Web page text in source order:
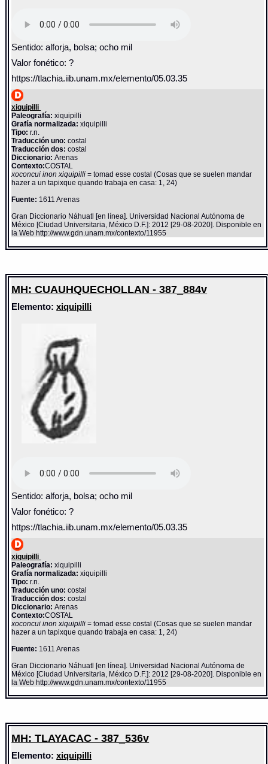
Sentido: alforja, bolsa; ocho mil
Valor fonético: ?
https://tlachia.iib.unam.mx/elemento/05.03.35
xiquipilli
Paleografía: xiquipilli
Grafía normalizada: xiquipilli
Tipo: r.n.
Traducción uno: costal
Traducción dos: costal
Diccionario:Arenas
Contexto:COSTAL
xoconcui inon xiquipilli= tomad esse costal (Cosas que se suelen mandar
hazer a un tapixque quando trabaja en casa: 1, 24)
Fuente: 1611 Arenas
Gran Diccionario Náhuatl [en línea]. Universidad Nacional Autónoma de
México [Ciudad Universitaria, México D.F.]: 2012 [29-08-2020]. Disponible en
la Web http://www.gdn.unam.mx/contexto/11955
MH: CUAUHQUECHOLLAN - 387_884v
Elemento:xiquipilli
Sentido: alforja, bolsa; ocho mil
Valor fonético: ?
https://tlachia.iib.unam.mx/elemento/05.03.35
xiquipilli
Paleografía: xiquipilli
Grafía normalizada: xiquipilli
Tipo: r.n.
Traducción uno: costal
Traducción dos: costal
Diccionario:Arenas
Contexto:COSTAL
xoconcui inon xiquipilli= tomad esse costal (Cosas que se suelen mandar
hazer a un tapixque quando trabaja en casa: 1, 24)
Fuente: 1611 Arenas
Gran Diccionario Náhuatl [en línea]. Universidad Nacional Autónoma de
México [Ciudad Universitaria, México D.F.]: 2012 [29-08-2020]. Disponible en
la Web http://www.gdn.unam.mx/contexto/11955
MH: TLAYACAC - 387_536v
Elemento:xiquipilli